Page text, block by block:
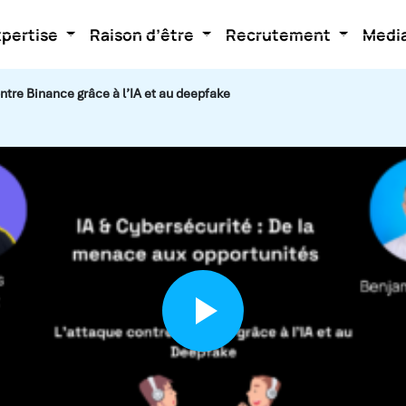
Raison d’être Recrutement
Binance grâce à l’IA et au deepfake